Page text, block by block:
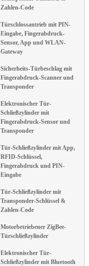
Zahlen-Code
Türschlossantrieb mit PIN-
Eingabe, Fingerabdruck-
Sensor, App und WLAN-
Gateway
Sicherheits-Türbeschlag mit
Fingerabdruck-Scanner und
Transponder
Elektronischer Tür-
Schließzylinder mit
Fingerabdruck-Sensor und
Transponder
Tür-Schließzylinder mit App,
RFID-Schlüssel,
Fingerabdruck und PIN-
Eingabe
Tür-Schließzylinder mit
Transponder-Schlüssel &
Zahlen-Code
Motorbetriebener ZigBee-
Türschließzylinder
Elektronischer Tür-
Schließzylinder mit Bluetooth